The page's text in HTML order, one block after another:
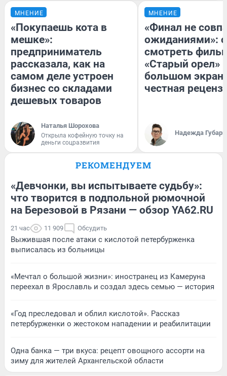
МНЕНИЕ
«Покупаешь кота в
мешке»:
предприниматель
рассказала, как на
самом деле устроен
бизнес со складами
дешевых товаров
Наталья Шорохова
Открыла кофейную точку на
деньги соцразвития
МНЕНИЕ
«Финал не
ожиданиями»:
смотреть
«Старый орел»
большом
честная
Надежда Губарь
РЕКОМЕНДУЕМ
«Девчонки, вы испытываете судьбу»:
что творится в подпольной рюмочной
на Березовой в Рязани — обзор YA62.RU
21 час 11 909 Обсудить
Выжившая после атаки с кислотой петербурженка
выписалась из больницы
«Мечтал о большой жизни»: иностранец из Камеруна
переехал в Ярославль и создал здесь семью — история
«Год преследовал и облил кислотой». Рассказ
петербурженки о жестоком нападении и реабилитации
Одна банка — три вкуса: рецепт овощного ассорти на
зиму для жителей Архангельской области